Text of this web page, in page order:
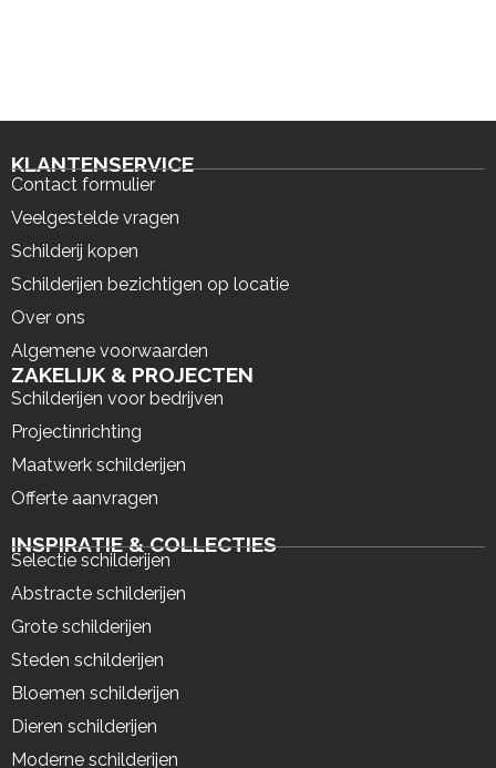
KLANTENSERVICE
Contact formulier
Veelgestelde vragen
Schilderij kopen
Schilderijen bezichtigen op locatie
Over ons
Algemene voorwaarden
ZAKELIJK & PROJECTEN
Schilderijen voor bedrijven
Projectinrichting
Maatwerk schilderijen
Offerte aanvragen
INSPIRATIE & COLLECTIES
Selectie schilderijen
Abstracte schilderijen
Grote schilderijen
Steden schilderijen
Bloemen schilderijen
Dieren schilderijen
Moderne schilderijen